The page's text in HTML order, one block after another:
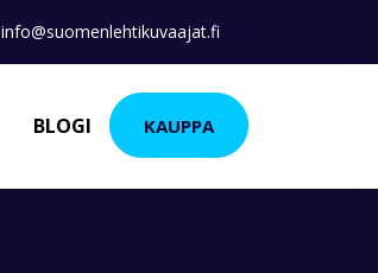
info@suomenlehtikuvaajat.fi
BLOGI KAUPPA